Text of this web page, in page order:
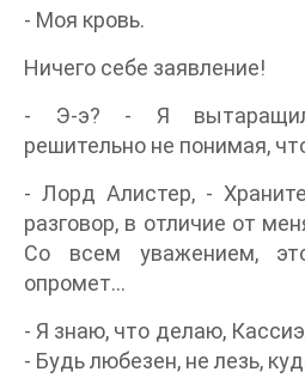
- Моя кровь.
Ничего себе заявление!
- Э-э? - Я
решительно не понимая,
- Лорд Алистер, -
разговор, в отличие от
Со всем уважением,
опромет…
- Я знаю, что делаю,
- Будь любезен, не лезь,